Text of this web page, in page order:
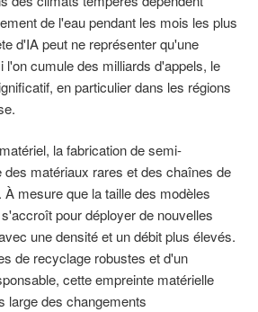
de l'eau pendant les mois les plus
d'IA peut ne représenter qu'une
l'on cumule des milliards d'appels, le
en particulier dans les régions
la fabrication de semi-
matériaux rares et des chaînes de
mesure que la taille des modèles
pour déployer de nouvelles
une densité et un débit plus élevés.
de recyclage robustes et d'un
cette empreinte matérielle
large des changements